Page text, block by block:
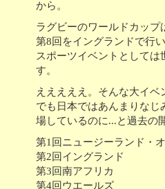
から。
ラグビーのワールドカップ
第8回をイングランドで行
スポーツイベントとして
す。
えええええ。そんな大イ
でも日本ではあんまりな
場しているのに...と過去の
第1回ニュージーランド・
第2回イングランド
第3回南アフリカ
第4回ウエールズ